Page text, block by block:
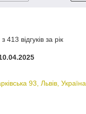
413 відгуків за рік
93, Львів, Україна